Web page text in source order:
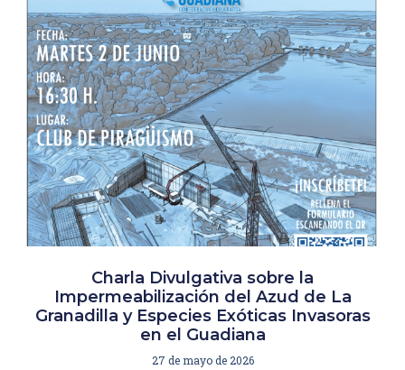
Charla Divulgativa sobre la
Impermeabilización del Azud de La
Granadilla y Especies Exóticas Invasoras
en el Guadiana
27 de mayo de 2026